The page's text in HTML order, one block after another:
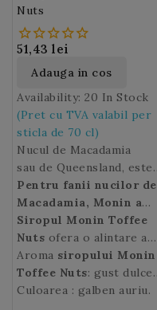
Nuts
51,43 lei
Adauga in cos
Availability: 20 In Stock
(Pret cu TVA valabil per
sticla de 70 cl)
Nucul de Macadamia
sau de Queensland, este
un arbore tropical din
statul Queensland (nord-
estul Australiei).Nucile
de Macadamiasunt
considerate ca fiind
unele dintre cele mai
gustoase nuci din lume.
Pentru fanii nucilor de
Macadamia, Monin a
creat un sirop ce
concentreaza toate
aromele sale
exceptionale
valorificate de o baza
Siropul Monin Toffee
Nuts ofera o alintare a
simturilor in combinatii
precum latte, mocha,
shake-uri sau cocktail-
Aroma siropului Monin
Toffee Nuts: gust dulce
de caramel cu note de
Culoarea : galben auriu.